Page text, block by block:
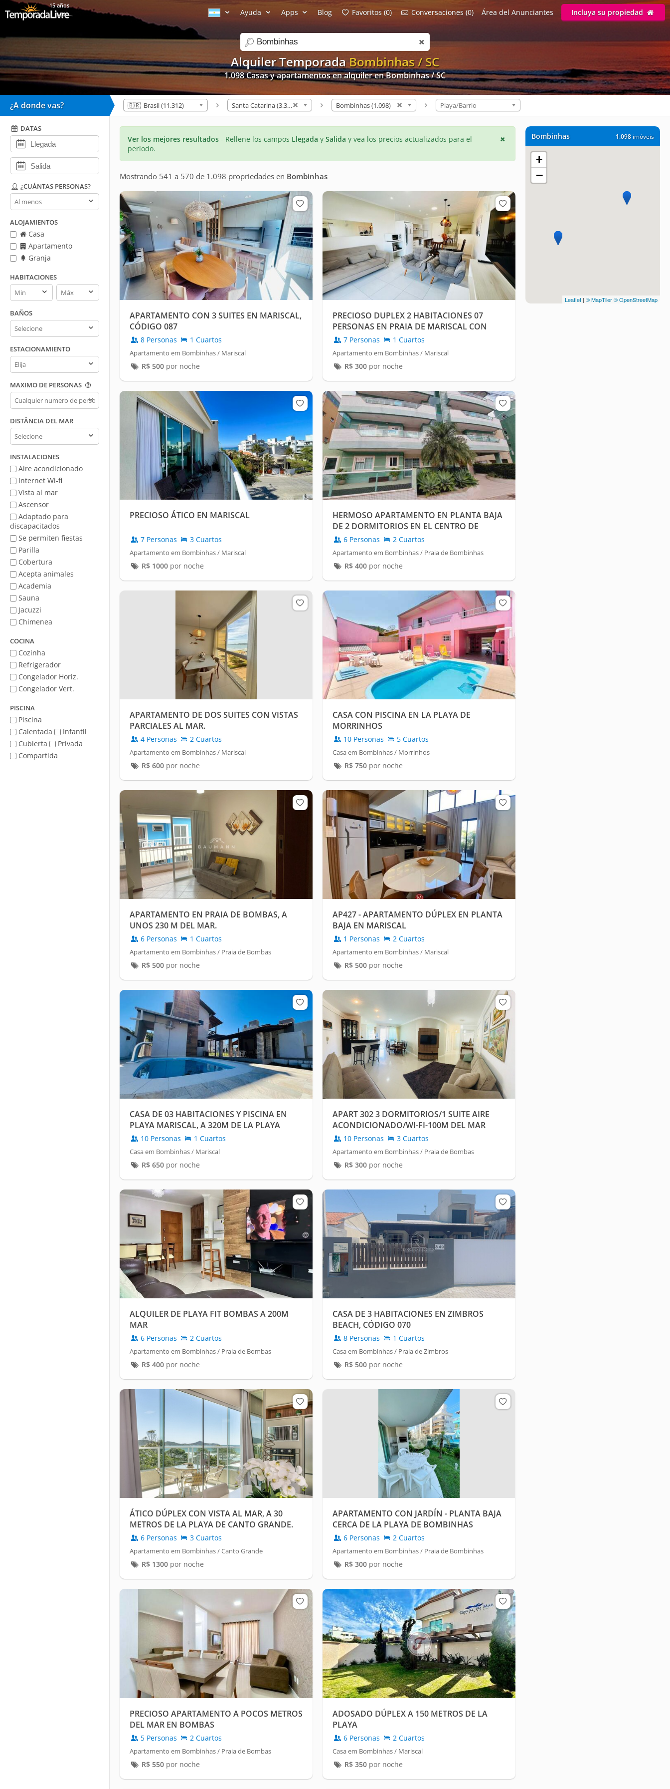
Alquiler TemporadaBombinhas / SC
1.098 Casas y apartamentos en alquiler en Bombinhas / SC
search
15 años
Ayuda Apps Blog Favoritos (0) Conversaciones (0) Área del Anunciantes Incluya su propiedad
¿A donde vas? 🇧🇷 Brasil (11.312) Santa Catarina (3.321) Bombinhas (1.098) Playa/Barrio
DATAS
¿CUÁNTAS PERSONAS?
¿Cuántas
personas?
ALOJAMIENTOS
Casa
Apartamento
Granja
HABITACIONES
Habitaciones
min
Habitaciones
max
BAÑOS
Baños
ESTACIONAMIENTO
Estacionamiento
MAXIMO DE PERSONAS
Maximo
de
personas
DISTÂNCIA DEL MAR
Distância
del
mar
INSTALACIONES
Aire acondicionado
Internet Wi-fi
Vista al mar
Ascensor
Adaptado para
discapacitados
Se permiten fiestas
Parilla
Cobertura
Acepta animales
Academia
Sauna
Jacuzzi
Chimenea
COCINA
Cozinha
Refrigerador
Congelador Horiz.
Congelador Vert.
PISCINA
Piscina
Calentada
Infantil
Cubierta
Privada
Compartida
1.098imóveis
Bombinhas
+
−
Leaflet | © MapTiler© OpenStreetMap
Ver los mejores resultados - Rellene los campos Llegada y Salida y vea los precios actualizados para el
período.
Mostrando 541 a 570 de 1.098 propriedades en Bombinhas
APARTAMENTO CON 3 SUITES EN MARISCAL,
CÓDIGO 087
8 Personas 1 Cuartos
Apartamento em Bombinhas / Mariscal
R$ 500por noche
PRECIOSO DUPLEX 2 HABITACIONES 07
PERSONAS EN PRAIA DE MARISCAL CON
PISCINA
7 Personas 1 Cuartos
Apartamento em Bombinhas / Mariscal
R$ 300por noche
PRECIOSO ÁTICO EN MARISCAL
7 Personas 3 Cuartos
Apartamento em Bombinhas / Mariscal
R$ 1000por noche
HERMOSO APARTAMENTO EN PLANTA BAJA
DE 2 DORMITORIOS EN EL CENTRO DE
BOMBINHAS
6 Personas 2 Cuartos
Apartamento em Bombinhas / Praia de Bombinhas
R$ 400por noche
APARTAMENTO DE DOS SUITES CON VISTAS
PARCIALES AL MAR.
4 Personas 2 Cuartos
Apartamento em Bombinhas / Mariscal
R$ 600por noche
CASA CON PISCINA EN LA PLAYA DE
MORRINHOS
10 Personas 5 Cuartos
Casa em Bombinhas / Morrinhos
R$ 750por noche
APARTAMENTO EN PRAIA DE BOMBAS, A
UNOS 230 M DEL MAR.
6 Personas 1 Cuartos
Apartamento em Bombinhas / Praia de Bombas
R$ 500por noche
AP427 - APARTAMENTO DÚPLEX EN PLANTA
BAJA EN MARISCAL
1 Personas 2 Cuartos
Apartamento em Bombinhas / Mariscal
R$ 500por noche
CASA DE 03 HABITACIONES Y PISCINA EN
PLAYA MARISCAL, A 320M DE LA PLAYA
10 Personas 1 Cuartos
Casa em Bombinhas / Mariscal
R$ 650por noche
APART 302 3 DORMITORIOS/1 SUITE AIRE
ACONDICIONADO/WI-FI-100M DEL MAR
10 Personas 3 Cuartos
Apartamento em Bombinhas / Praia de Bombas
R$ 300por noche
ALQUILER DE PLAYA FIT BOMBAS A 200M
MAR
6 Personas 2 Cuartos
Apartamento em Bombinhas / Praia de Bombas
R$ 400por noche
CASA DE 3 HABITACIONES EN ZIMBROS
BEACH, CÓDIGO 070
8 Personas 1 Cuartos
Casa em Bombinhas / Praia de Zimbros
R$ 500por noche
ÁTICO DÚPLEX CON VISTA AL MAR, A 30
METROS DE LA PLAYA DE CANTO GRANDE.
6 Personas 3 Cuartos
Apartamento em Bombinhas / Canto Grande
R$ 1300por noche
APARTAMENTO CON JARDÍN - PLANTA BAJA
CERCA DE LA PLAYA DE BOMBINHAS
6 Personas 2 Cuartos
Apartamento em Bombinhas / Praia de Bombinhas
R$ 300por noche
PRECIOSO APARTAMENTO A POCOS METROS
DEL MAR EN BOMBAS
5 Personas 2 Cuartos
Apartamento em Bombinhas / Praia de Bombas
R$ 550por noche
ADOSADO DÚPLEX A 150 METROS DE LA
PLAYA
6 Personas 2 Cuartos
Casa em Bombinhas / Mariscal
R$ 350por noche